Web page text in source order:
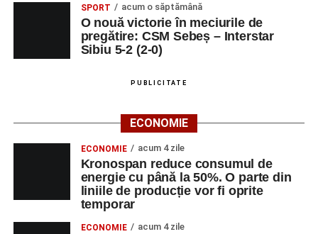
SPORT acum o săptămână
O nouă victorie în meciurile de
pregătire: CSM Sebeș – Interstar
Sibiu 5-2 (2-0)
PUBLICITATE
ECONOMIE
ECONOMIE acum 4 zile
Kronospan reduce consumul de
energie cu până la 50%. O parte din
liniile de producție vor fi oprite
temporar
ECONOMIE acum 4 zile